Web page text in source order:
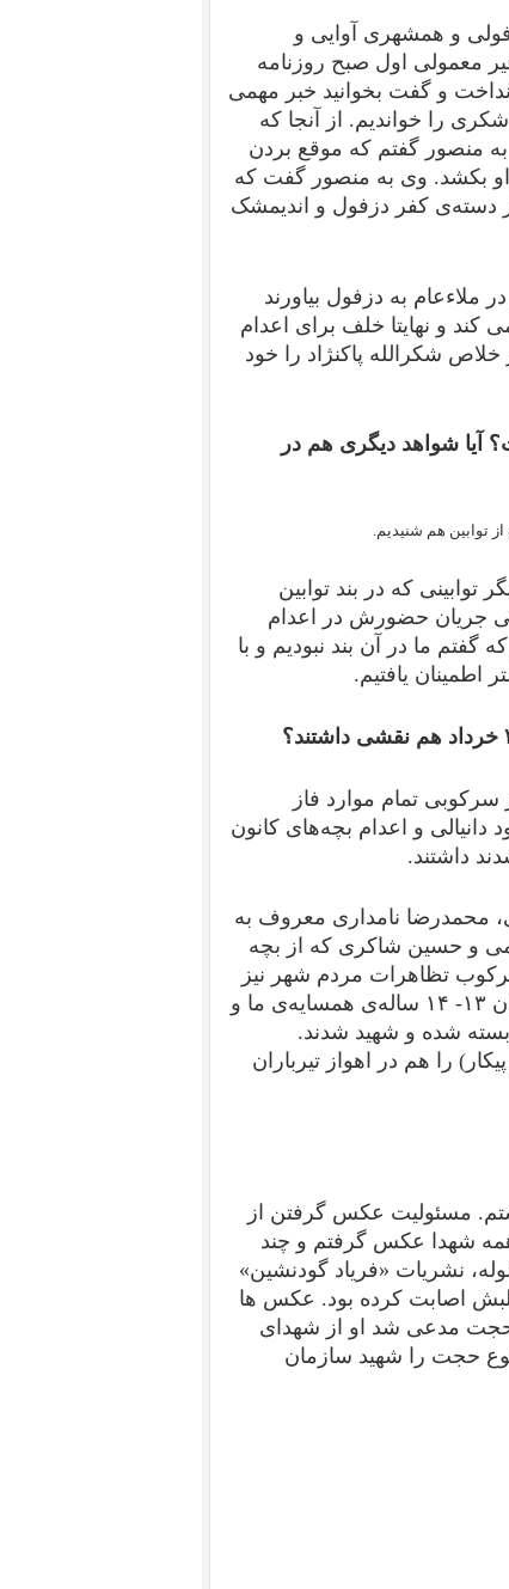
و همشهری آوایی و
معمولی اول صبح روزنامه
درب به سلول ۷ که ما بودیم انداخت و گفت بخوانید خبر مهمی
را خواندیم. از آنجا که
منصور گفتم که موقع بردن
او بکشد. وی به منصور گفت که
دسته‌ی کفر دزفول و اندیمشک
به دزفول بیاورند
کند و نهایتا خلف برای اعدام
شکرالله پاکنژاد را خود
آیا شواهد دیگری هم در
توابین هم شنیدیم.
که در بند توابین
جریان حضورش در اعدام
گفتم ما در آن بند نبودیم و با
اطمینان یافتیم.
تمام موارد فاز
و اعدام بچه‌های کانون
محمدرضا نامداری معروف به
و حسین شاکری که از بچه
تظاهرات مردم شهر نیز
شرکت داشتند. در این تظاهرات حجت الله خوش کفا نوجوان ۱۳- ۱۴ ساله‌ی همسایه‌ی ما و
بسته شده و شهید شدند.
را هم در اهواز تیرباران
مسئولیت عکس گرفتن از
همه شهدا عکس گرفتم و چند
نشریات «فریاد گودنشین»
اصابت کرده بود. عکس ها
حجت مدعی شد او از شهدای
حجت را شهید سازمان